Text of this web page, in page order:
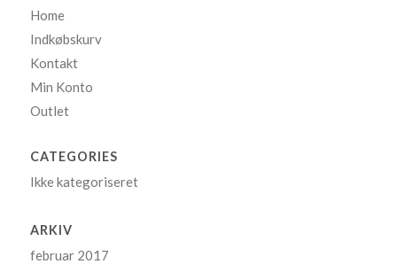
Home
Indkøbskurv
Kontakt
Min Konto
Outlet
CATEGORIES
Ikke kategoriseret
ARKIV
februar 2017